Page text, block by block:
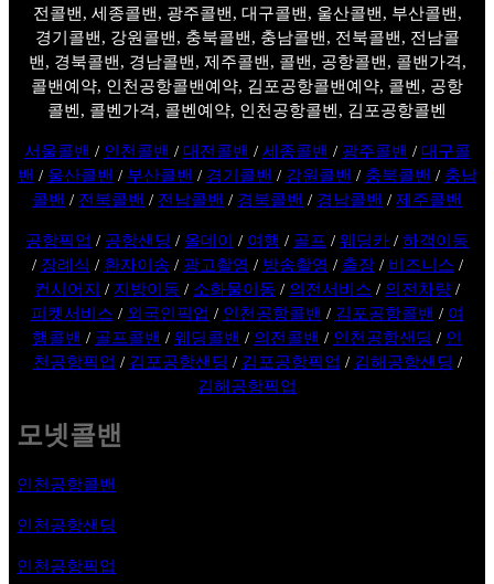
전콜밴, 세종콜밴, 광주콜밴, 대구콜밴, 울산콜밴, 부산콜밴,
경기콜밴, 강원콜밴, 충북콜밴, 충남콜밴, 전북콜밴, 전남콜
밴, 경북콜밴, 경남콜밴, 제주콜밴, 콜밴, 공항콜밴, 콜밴가격,
콜밴예약, 인천공항콜밴예약, 김포공항콜밴예약, 콜벤, 공항
콜벤, 콜벤가격, 콜벤예약, 인천공항콜벤, 김포공항콜벤
서울콜밴 / 인천콜밴 / 대전콜밴 / 세종콜밴 / 광주콜밴 / 대구콜
밴 / 울산콜밴 / 부산콜밴 / 경기콜밴 / 강원콜밴 / 충북콜밴 / 충남
콜밴 / 전북콜밴 / 전남콜밴 / 경북콜밴 / 경남콜밴 / 제주콜밴
공항픽업 / 공항샌딩 / 올데이 / 여행 / 골프 / 웨딩카 / 하객이동
/ 장례식 / 환자이송 / 광고촬영 / 방송촬영 / 출장/ 비즈니스 /
컨시어지 / 지방이동 / 소화물이동 / 의전서비스 / 의전차량 /
피켓서비스 / 외국인픽업 / 인천공항콜밴 / 김포공항콜밴 / 여
행콜밴 / 골프콜밴 / 웨딩콜밴 / 의전콜밴 / 인천공항샌딩 / 인
천공항픽업 / 김포공항샌딩 / 김포공항픽업 / 김해공항샌딩 /
김해공항픽업
모넷콜밴
인천공항콜밴
인천공항샌딩
인천공항픽업